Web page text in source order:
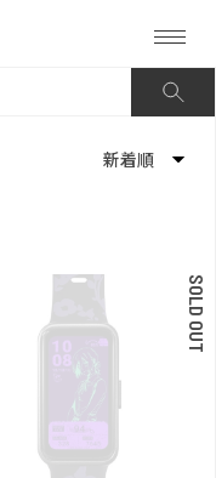
新着順
価格が安い
価格が高い
お気に入り登録数
SOLD OUT